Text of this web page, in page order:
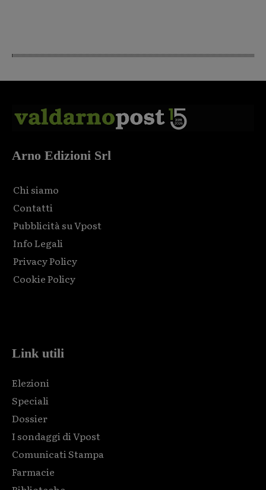
Arno Edizioni Srl
Chi siamo
Contatti
Pubblicità su Vpost
Info Legali
Privacy Policy
Cookie Policy
Link utili
Elezioni
Speciali
Dossier
I sondaggi di Vpost
Comunicati Stampa
Farmacie